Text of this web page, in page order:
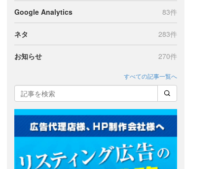
Google Analytics 83件
ネタ 283件
お知らせ 270件
すべての記事一覧へ